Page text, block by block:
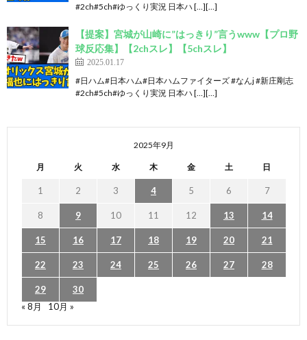
#2ch#5ch#ゆっくり実況 日本ハ […][…]
【提案】宮城が山崎に”はっきり”言うwww【プロ野
球反応集】【2chスレ】【5chスレ】
2025.01.17
#日ハム#日本ハム#日本ハムファイターズ #なんj #新庄剛志
#2ch#5ch#ゆっくり実況 日本ハ […][…]
2025年9月
月 火 水 木 金 土 日
1 2 3 4 5 6 7
8 9 10 11 12 13 14
15 16 17 18 19 20 21
22 23 24 25 26 27 28
29
30
« 8月
10月 »